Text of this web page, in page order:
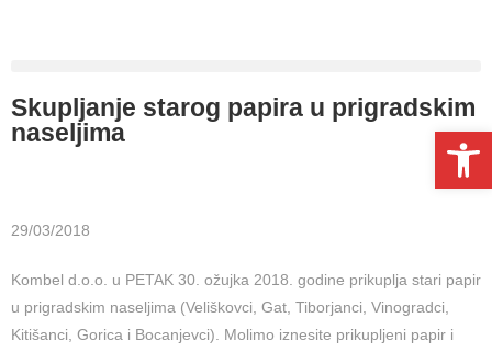
Skupljanje starog papira u prigradskim
naseljima
29/03/2018
Kombel d.o.o. u PETAK 30. ožujka 2018. godine prikuplja stari papir
u prigradskim naseljima (Veliškovci, Gat, Tiborjanci, Vinogradci,
Kitišanci, Gorica i Bocanjevci). Molimo iznesite prikupljeni papir i
Open toolbar